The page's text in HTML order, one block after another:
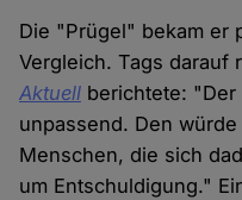
Die "Prügel" bekam er
Vergleich. Tags darauf
Aktuell berichtete: "Der
unpassend. Den
Menschen, die sich
um Entschuldigung."